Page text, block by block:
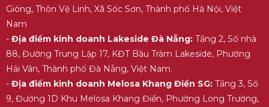
Gióng, Thôn Vệ Linh, Xã Sóc Sơn, Thành phố Hà Nội, Việt
Nam
- Địa điểm kinh doanh Lakeside Đà Nẵng:Tầng 2, Số nhà
88, Đường Trung Lập 17, KĐT Bàu Tràm Lakeside, Phường
Hải Vân, Thành phố Đà Nẵng, Việt Nam.
- Địa điểm kinh doanh Melosa Khang Điền SG:Tầng 3, Số
9, Đường 1D Khu Melosa Khang Điền, Phường Long Trường,